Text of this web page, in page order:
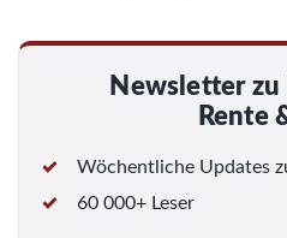
Newsletter zu
Rente
Wöchentliche Updates
60 000+ Leser